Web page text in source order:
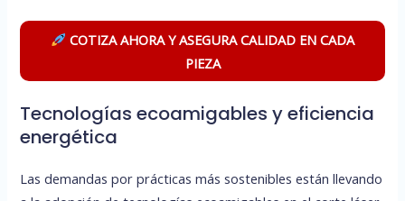
COTIZA AHORA Y ASEGURA CALIDAD EN CADA
PIEZA
Tecnologías ecoamigables y eficiencia
energética
Las demandas por prácticas más sostenibles están llevando